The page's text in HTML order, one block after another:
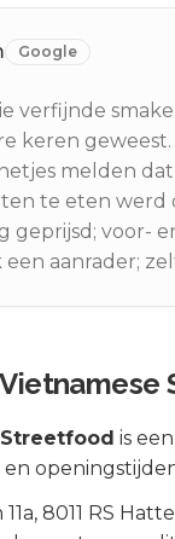
Google
verfijnde
keren
melden
te eten werd
geprijsd; voor-
een aanrader;
is een
, 8011 RS